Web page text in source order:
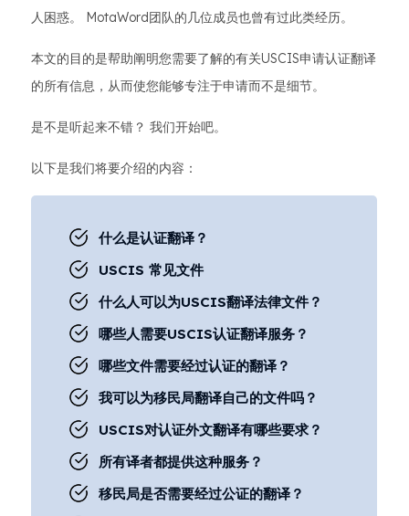
人困惑。 MotaWord团队的几位成员也曾有过此类经历。
本文的目的是帮助阐明您需要了解的有关USCIS申请认证翻译
的所有信息，从而使您能够专注于申请而不是细节。
是不是听起来不错？ 我们开始吧。
以下是我们将要介绍的内容：
什么是认证翻译？
USCIS 常见文件
什么人可以为USCIS翻译法律文件？
哪些人需要USCIS认证翻译服务？
哪些文件需要经过认证的翻译？
我可以为移民局翻译自己的文件吗？
USCIS对认证外文翻译有哪些要求？
所有译者都提供这种服务？
移民局是否需要经过公证的翻译？